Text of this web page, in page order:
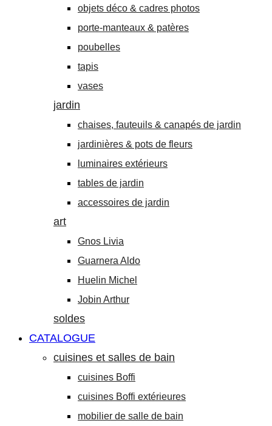
objets déco & cadres photos
porte-manteaux & patères
poubelles
tapis
vases
jardin
chaises, fauteuils & canapés de jardin
jardinières & pots de fleurs
luminaires extérieurs
tables de jardin
accessoires de jardin
art
Gnos Livia
Guarnera Aldo
Huelin Michel
Jobin Arthur
soldes
CATALOGUE
cuisines et salles de bain
cuisines Boffi
cuisines Boffi extérieures
mobilier de salle de bain